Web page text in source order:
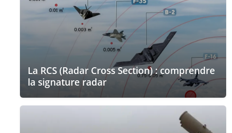
La RCS (Radar Cross Section) : comprendre
la signature radar